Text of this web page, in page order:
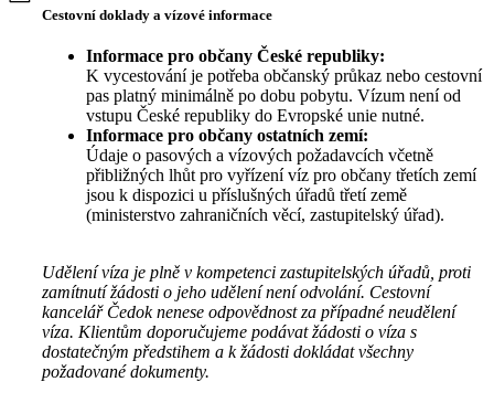
Cestovní doklady a vízové informace
Informace pro občany České republiky:
K vycestování je potřeba občanský průkaz nebo cestovní
pas platný minimálně po dobu pobytu. Vízum není od
vstupu České republiky do Evropské unie nutné.
Informace pro občany ostatních zemí:
Údaje o pasových a vízových požadavcích včetně
přibližných lhůt pro vyřízení víz pro občany třetích zemí
jsou k dispozici u příslušných úřadů třetí země
(ministerstvo zahraničních věcí, zastupitelský úřad).
Udělení víza je plně v kompetenci zastupitelských úřadů, proti
zamítnutí žádosti o jeho udělení není odvolání. Cestovní
kancelář Čedok nenese odpovědnost za případné neudělení
víza. Klientům doporučujeme podávat žádosti o víza s
dostatečným předstihem a k žádosti dokládat všechny
požadované dokumenty.